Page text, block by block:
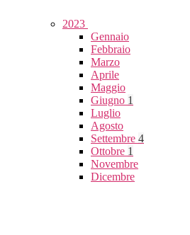
2023
Gennaio
Febbraio
Marzo
Aprile
Maggio
Giugno 1
Luglio
Agosto
Settembre 4
Ottobre 1
Novembre
Dicembre